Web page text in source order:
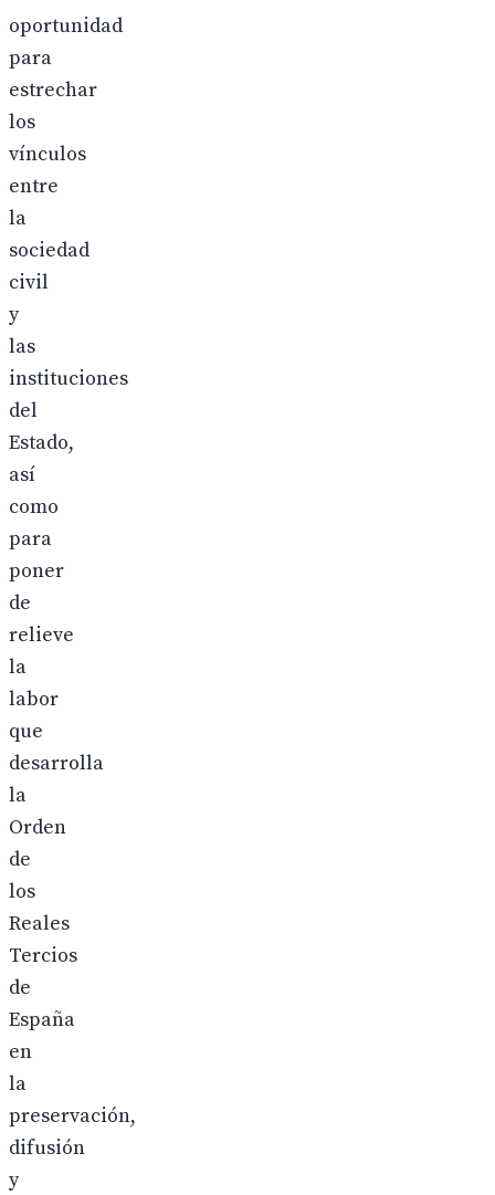
oportunidad
para
estrechar
los
vínculos
entre
la
sociedad
civil
y
las
instituciones
del
Estado,
así
como
para
poner
de
relieve
la
labor
que
desarrolla
la
Orden
de
los
Reales
Tercios
de
España
en
la
preservación,
difusión
y